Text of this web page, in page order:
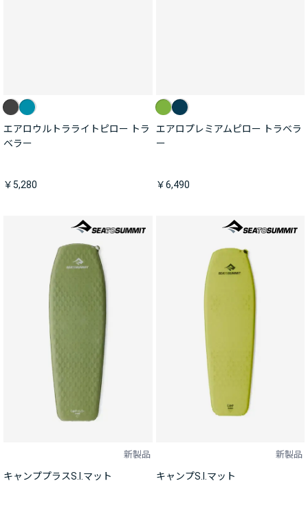
エアロウルトラライトピロー トラ
ベラー
￥5,280
エアロプレミアムピロー トラベラ
ー
￥6,490
新製品
キャンププラスS.I.マット
新製品
キャンプS.I.マット